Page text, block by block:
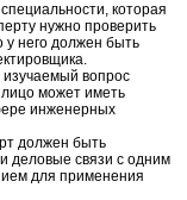
которая
нужно проверить
у него должен быть
вопрос
может иметь
инженерных
должен быть
деловые связи с одним
для применения